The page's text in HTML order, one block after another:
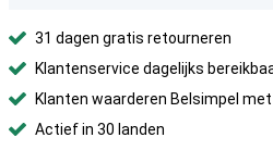
31 dagen gratis retourneren
Klantenservice dagelijks
Klanten waarderen Belsimpel
Actief in 30 landen